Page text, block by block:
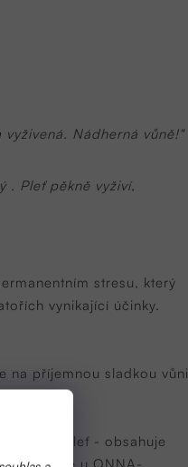
Nádherná vůně!"
. Pleť pěkně vyživí,
stresu, který
vynikající účinky.
na příjemnou sladkou vůni
celou pleť - obsahuje
zvyklé u ONNA-